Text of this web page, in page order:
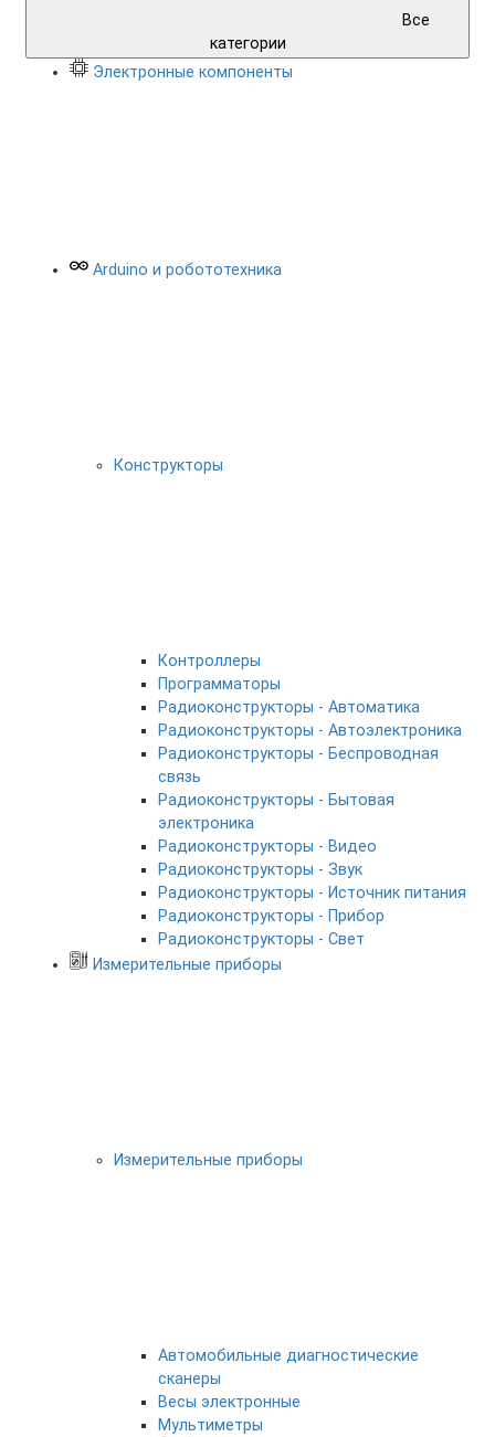
Все
категории
Электронные компоненты
Arduino и робототехника
Конструкторы
Контроллеры
Программаторы
Радиоконструкторы - Автоматика
Радиоконструкторы - Автоэлектроника
Радиоконструкторы - Беспроводная
связь
Радиоконструкторы - Бытовая
электроника
Радиоконструкторы - Видео
Радиоконструкторы - Звук
Радиоконструкторы - Источник питания
Радиоконструкторы - Прибор
Радиоконструкторы - Свет
Измерительные приборы
Измерительные приборы
Автомобильные диагностические
сканеры
Весы электронные
Мультиметры